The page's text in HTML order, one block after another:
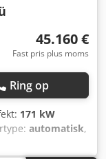
45.160 €
Fast pris plus moms
Ring op
171 kW
automatisk,